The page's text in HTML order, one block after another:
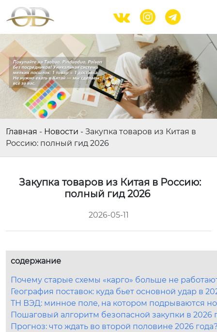
  
Главная - Новости - Закупка товаров из Китая в
Россию: полный гид 2026
Закупка товаров из Китая в Россию:
полный гид 2026
2026-05-11
содержание
Почему старые схемы «карго» больше не
География поставок: куда бьет основной удар в
ТН ВЭД: минное поле, на котором подрываются
Пошаговый алгоритм безопасной закупки в 2026
Прогноз: что ждать во второй половине 2026